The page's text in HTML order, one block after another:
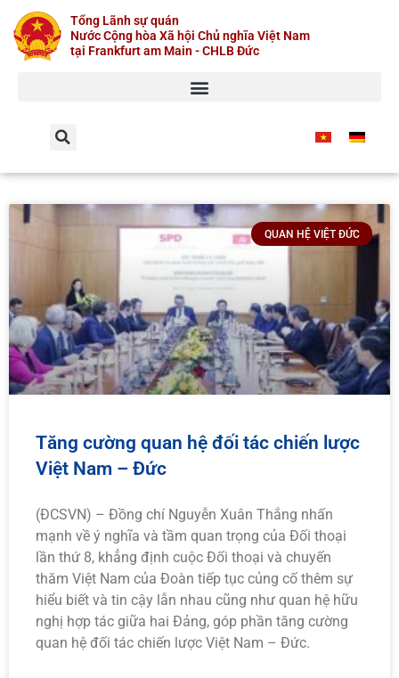
content
Tổng Lãnh sự quán
Nước Cộng hòa Xã hội Chủ nghĩa Việt Nam
tại Frankfurt am Main - CHLB Đức
QUAN HỆ VIỆT ĐỨC
Tăng cường quan hệ đối tác chiến lược
Việt Nam – Đức
(ĐCSVN) – Đồng chí Nguyễn Xuân Thắng nhấn
mạnh về ý nghĩa và tầm quan trọng của Đối thoại
lần thứ 8, khẳng định cuộc Đối thoại và chuyến
thăm Việt Nam của Đoàn tiếp tục củng cố thêm sự
hiểu biết và tin cậy lẫn nhau cũng như quan hệ hữu
nghị hợp tác giữa hai Đảng, góp phần tăng cường
quan hệ đối tác chiến lược Việt Nam – Đức.